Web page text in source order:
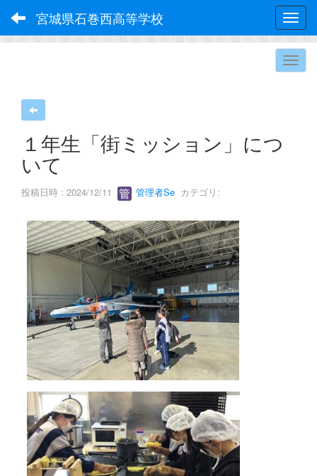
宮城県石巻西高等学校
１年生「街ミッション」につ
いて
投稿日時 : 2024/12/11 管理者Se カテゴリ: